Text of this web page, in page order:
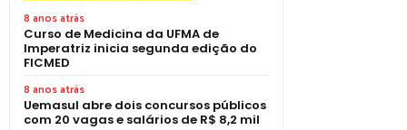
8 anos atrás
Curso de Medicina da UFMA de
Imperatriz inicia segunda edição do
FICMED
8 anos atrás
Uemasul abre dois concursos públicos
com 20 vagas e salários de R$ 8,2 mil